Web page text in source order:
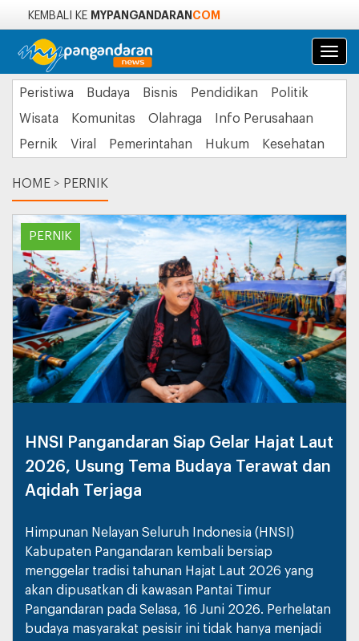
KEMBALI KE MYPANGANDARAN COM
Peristiwa Budaya Bisnis Pendidikan
Politik
Wisata
Komunitas Olahraga
Info Perusahaan
Pernik
Viral Pemerintahan Hukum Kesehatan
HOME > PERNIK
PERNIK
HNSI Pangandaran Siap Gelar Hajat Laut
2026, Usung Tema Budaya Terawat dan
Aqidah Terjaga
Himpunan Nelayan Seluruh Indonesia (HNSI)
Kabupaten Pangandaran kembali bersiap
menggelar tradisi tahunan Hajat Laut 2026 yang
akan dipusatkan di kawasan Pantai Timur
Pangandaran pada Selasa, 16 Juni 2026. Perhelatan
budaya masyarakat pesisir ini tidak hanya menjadi